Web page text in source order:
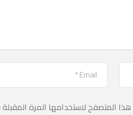
المتصفح لاستخدامها المرة